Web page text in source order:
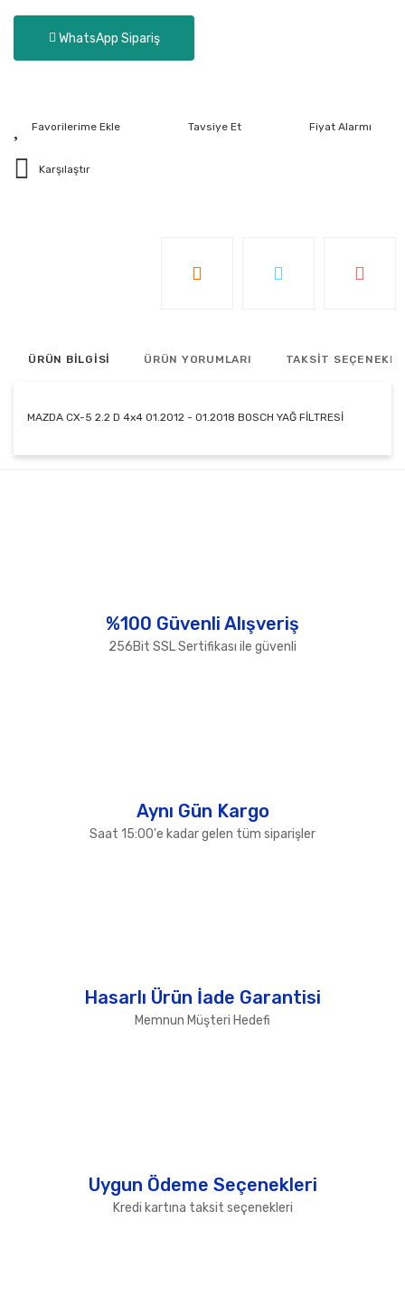
WhatsApp Sipariş
Tavsiye Et Fiyat Alarmı
Karşılaştır
ÜRÜN BİLGİSİ ÜRÜN YORUMLARI TAKSİT
MAZDA CX-5 2.2 D 4x4 01.2012 - 01.2018 BOSCH YAĞ FİLTRESİ
Ürün fiyatı diğer sitelerden daha pahalı.
%100 Güvenli Alışveriş
256Bit SSL Sertifikası ile güvenli
Aynı Gün Kargo
Saat 15:00'e kadar gelen tüm siparişler
Hasarlı Ürün İade Garantisi
Memnun Müşteri Hedefi
Uygun Ödeme Seçenekleri
Kredi kartına taksit seçenekleri